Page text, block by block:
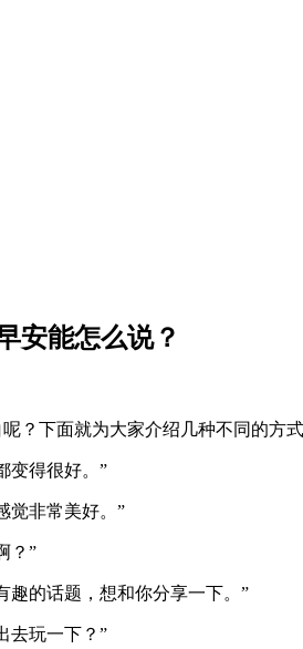
安能怎么说？
？下面就为大家介绍几种不同的方式
变得很好。”
觉非常美好。”
？”
趣的话题，想和你分享一下。”
去玩一下？”